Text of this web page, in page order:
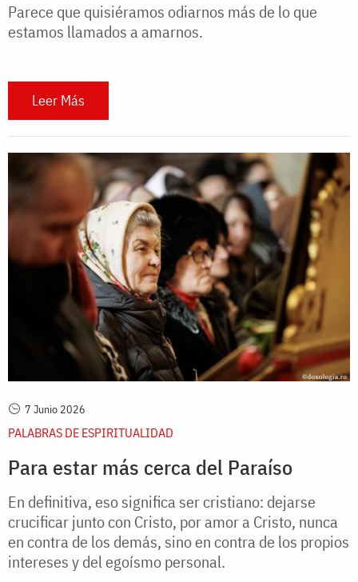
Parece que quisiéramos odiarnos más de lo que
estamos llamados a amarnos.
Leer Más
7 Junio 2026
PALABRAS DE ESPIRITUALIDAD
Para estar más cerca del Paraíso
En definitiva, eso significa ser cristiano: dejarse
crucificar junto con Cristo, por amor a Cristo, nunca
en contra de los demás, sino en contra de los propios
intereses y del egoísmo personal.